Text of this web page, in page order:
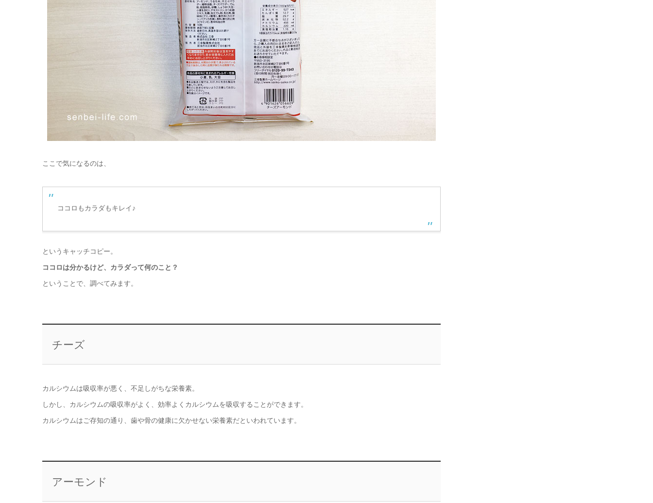
ここで気になるのは、
ココロもカラダもキレイ♪
というキャッチコピー。
ココロは分かるけど、カラダって何のこと？
ということで、調べてみます。
チーズ
カルシウムは吸収率が悪く、不足しがちな栄養素。
しかし、カルシウムの吸収率がよく、効率よくカルシウムを吸収することができます。
カルシウムはご存知の通り、歯や骨の健康に欠かせない栄養素だといわれています。
アーモンド